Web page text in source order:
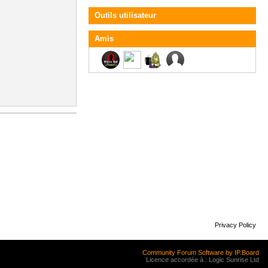
Outils utilisateur
Amis
Privacy Policy
Community Forum Software by IP.Board
Licence accordée à : Logic Sunrise Ltd